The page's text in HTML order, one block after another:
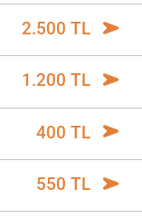
2.500 TL
1.200 TL
400 TL
550 TL